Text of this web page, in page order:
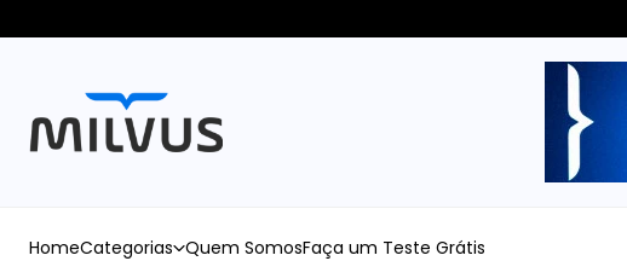
HomeCategorias Quem SomosFaça um Teste Grátis